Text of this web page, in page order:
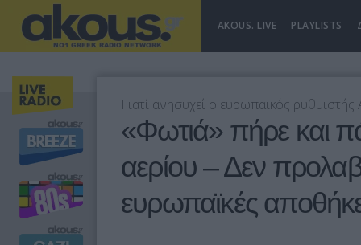
AKOUS. LIVE PLAYLISTS
Γιατί ανησυχεί ο ευρωπαϊκός ρυθμιστής
«Φωτιά» πήρε και
αερίου – Δεν
ευρωπαϊκές